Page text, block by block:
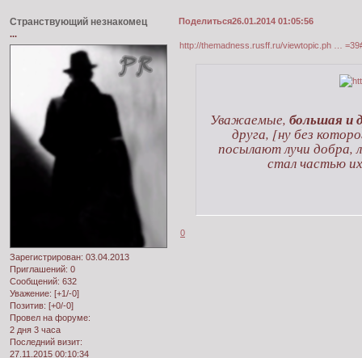
Поделиться26.01.2014 01:05:56
Странствующий незнакомец
...
Зарегистрирован: 03.04.2013
Приглашений: 0
Сообщений: 632
Уважение: [+1/-0]
Позитив: [+0/-0]
Провел на форуме:
2 дня 3 часа
Последний визит:
27.11.2015 00:10:34
http://themadness.rusff.ru/viewtopic.ph …
Уважаемые, большая и
друга, [ну без
посылают лучи добра,
стал частью
0